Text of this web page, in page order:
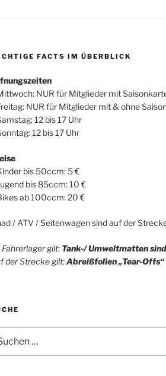
FACTS IM ÜBERBLICK
NUR für Mitglieder mit
NUR für Mitglieder mit & ohne
12 bis 17 Uhr
12 bis 17 Uhr
bis 50ccm: 5 €
bis 85ccm: 10 €
ab 100ccm: 20 €
/ ATV / Seitenwagen sind auf der
Fahrerlager gilt:Tank-/ Umweltmattensind
der Strecke gilt:Abreißfolien „Tear-Offs“